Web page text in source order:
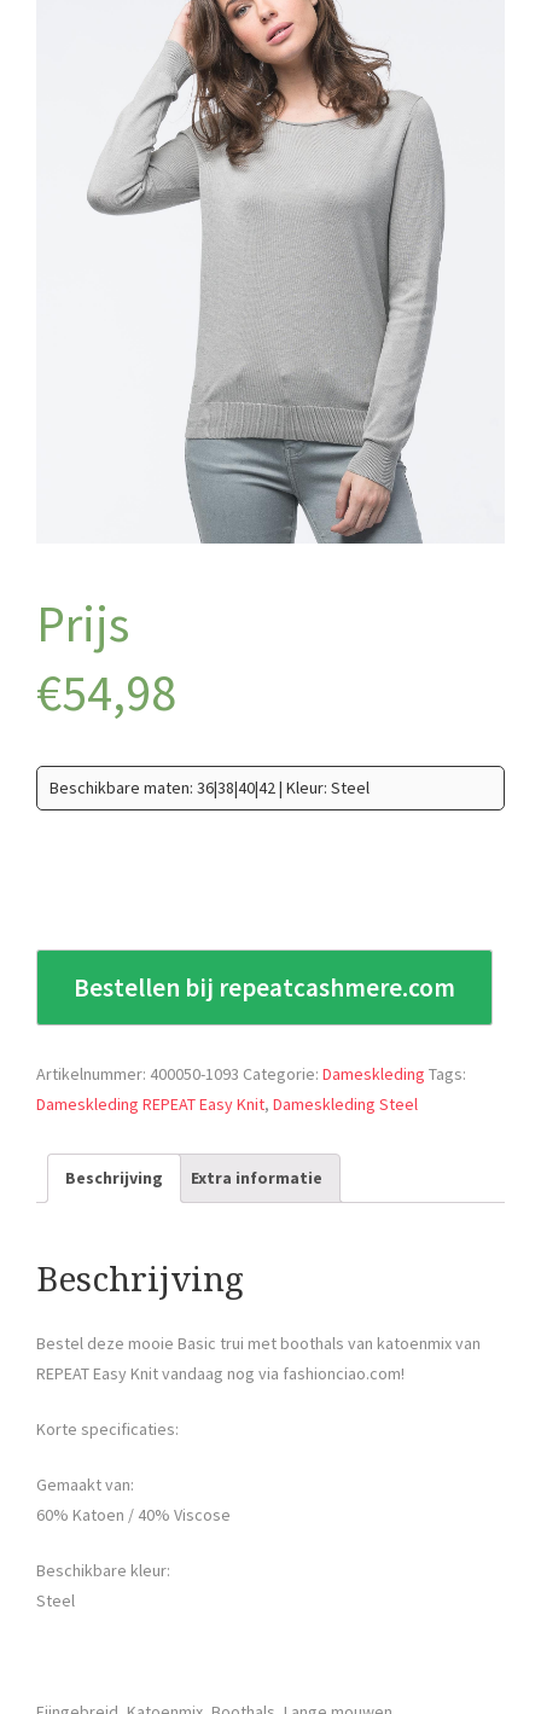
€54,98
Beschikbare maten: 36|38|40|42 | Kleur: Steel
Bestellen bij repeatcashmere.com
Artikelnummer: 400050-1093 Categorie: Dameskleding Tags:
Dameskleding REPEAT Easy Knit, Dameskleding Steel
Beschrijving Extra informatie
Beschrijving
Bestel deze mooie Basic trui met boothals van katoenmix van
REPEAT Easy Knit vandaag nog via fashionciao.com!
Korte specificaties:
Gemaakt van:
60% Katoen / 40% Viscose
Beschikbare kleur:
Steel